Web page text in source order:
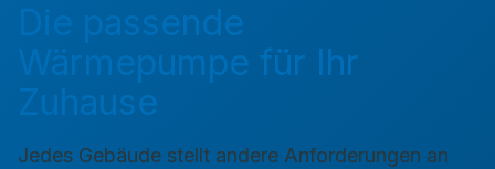
Die passende
Wärmepumpe für Ihr
Zuhause
Jedes Gebäude stellt andere Anforderungen an